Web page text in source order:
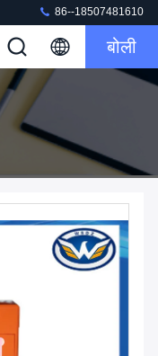
86--18507481610
बोली